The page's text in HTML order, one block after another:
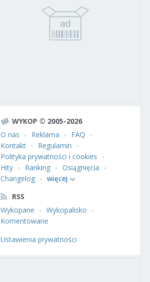
WYKOP © 2005-2026
O nas
Reklama
FAQ
Kontakt
Regulamin
Polityka prywatności i cookies
Hity
Ranking
Osiągnięcia
Changelog
więcej
RSS
Wykopane
Wykopalisko
Komentowane
Ustawienia prywatności